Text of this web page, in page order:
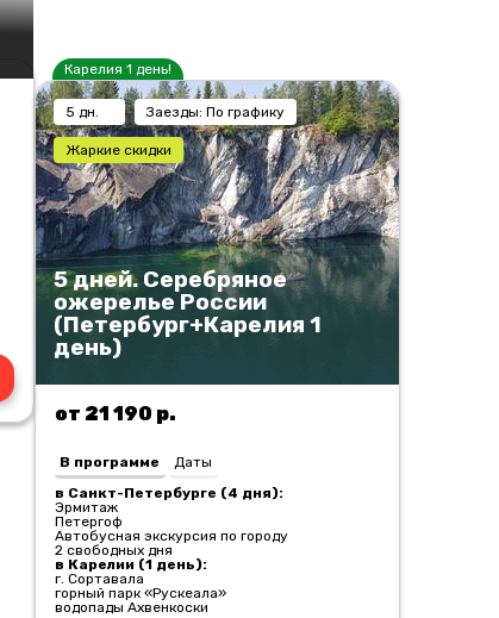
Карелия 1 день!
5 дн. Заезды: По графику
Жаркие скидки
5 дней. Серебряное
ожерелье России
(Петербург+Карелия 1
день)
от 21 190 р.
В программе
Даты
в Санкт-Петербурге (4 дня):
Эрмитаж
Петергоф
Автобусная экскурсия по городу
2 свободных дня
в Карелии (1 день):
г. Сортавала
горный парк «Рускеала»
водопады Ахвенкоски